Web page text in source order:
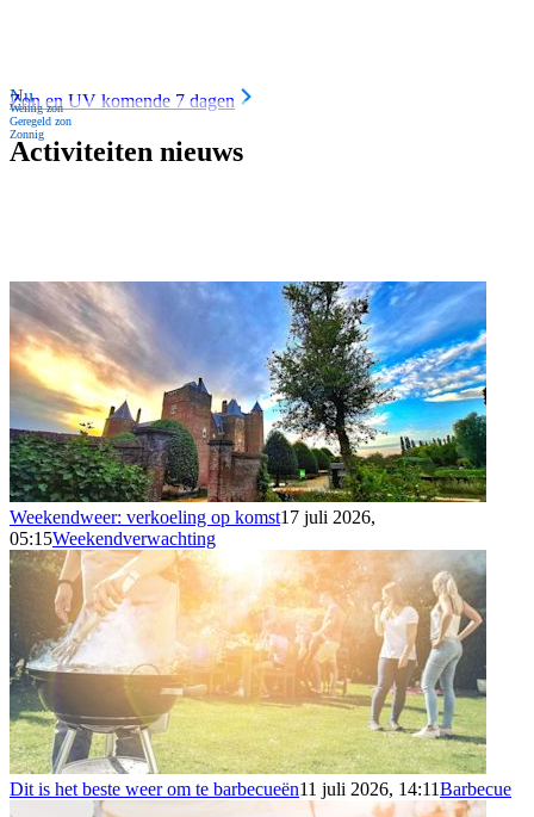
Nu
Weinig zon
Geregeld zon
Zonnig
Zon en UV komende 7 dagen
Activiteiten nieuws
Weekendweer: verkoeling op komst17 juli 2026,
05:15Weekendverwachting
Dit is het beste weer om te barbecueën11 juli 2026, 14:11Barbecue